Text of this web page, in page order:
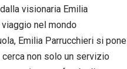
visionaria Emilia
nel mondo
Emilia Parrucchieri si pone
non solo un servizio